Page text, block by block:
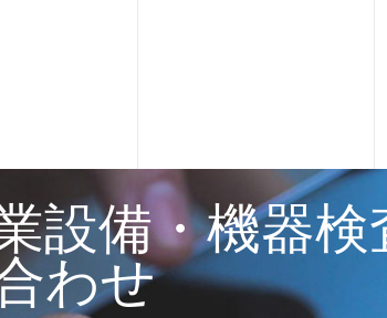
設備・機器
わせ